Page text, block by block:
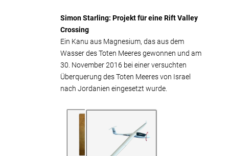
Simon Starling: Projekt für eine Rift Valley
Crossing
Ein Kanu aus Magnesium, das aus dem
Wasser des Toten Meeres gewonnen und am
30. November 2016 bei einer versuchten
Überquerung des Toten Meeres von Israel
nach Jordanien eingesetzt wurde.